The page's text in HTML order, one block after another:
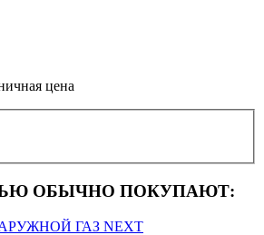
цена
ОБЫЧНО ПОКУПАЮТ:
ГАЗ NEXT